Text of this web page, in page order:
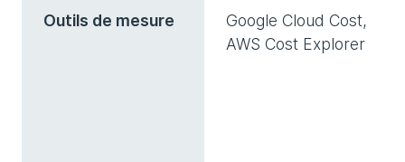
Outils de mesure
Google Cloud Cost,
AWS Cost Explorer